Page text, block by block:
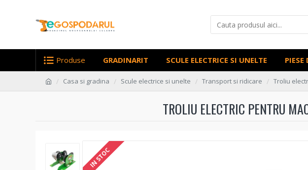
Produse GRADINARIT SCULE ELECTRICE SI UNELTE PIESE
Casa si gradina Scule electrice si unelte Transport si ridicare Troliu
TROLIU ELECTRIC PENTRU
IN STOC